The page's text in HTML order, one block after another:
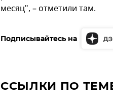
месяц", – отметили там.
Подписывайтесь на
ССЫЛКИ ПО